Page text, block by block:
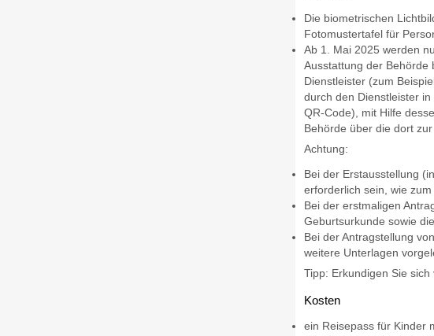
Die biometrischen
Fotomustertafel für
Ab 1. Mai 2025 werden
Ausstattung der Behörde
Dienstleister (zum
durch den Dienstleister
QR-Code), mit Hilfe
Behörde über die dort
Achtung:
Bei der Erstausstellung
erforderlich sein, wie
Bei der erstmaligen
Geburtsurkunde sowie
Bei der Antragstellung
weitere Unterlagen
Tipp: Erkundigen Sie
Kosten
ein Reisepass für Kinder